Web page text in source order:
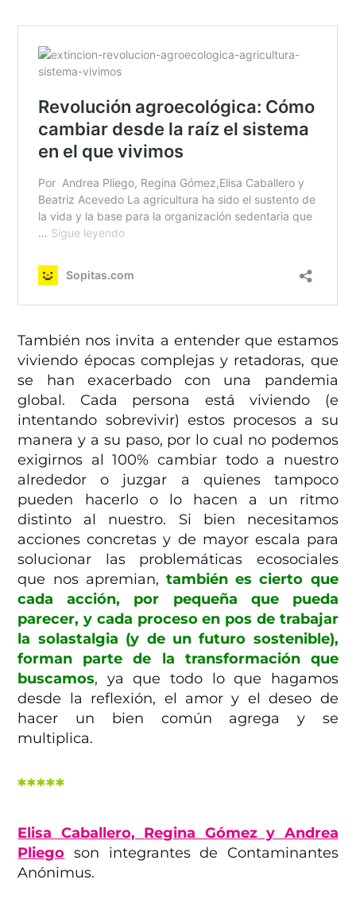
También nos invita a entender que estamos
viviendo épocas complejas y retadoras, que
se han exacerbado con una pandemia
global. Cada persona está viviendo (e
intentando sobrevivir) estos procesos a su
manera y a su paso, por lo cual no podemos
exigirnos al 100% cambiar todo a nuestro
alrededor o juzgar a quienes tampoco
pueden hacerlo o lo hacen a un ritmo
distinto al nuestro. Si bien necesitamos
acciones concretas y de mayor escala para
solucionar las problemáticas ecosociales
que nos apremian, también es cierto que
cada acción, por pequeña que pueda
parecer, y cada proceso en pos de trabajar
la solastalgia (y de un futuro sostenible),
forman parte de la transformación que
buscamos, ya que todo lo que hagamos
desde la reflexión, el amor y el deseo de
hacer un bien común agrega y se
multiplica.
*****
Elisa Caballero, Regina Gómez y Andrea
Pliego son integrantes de Contaminantes
Anónimus.